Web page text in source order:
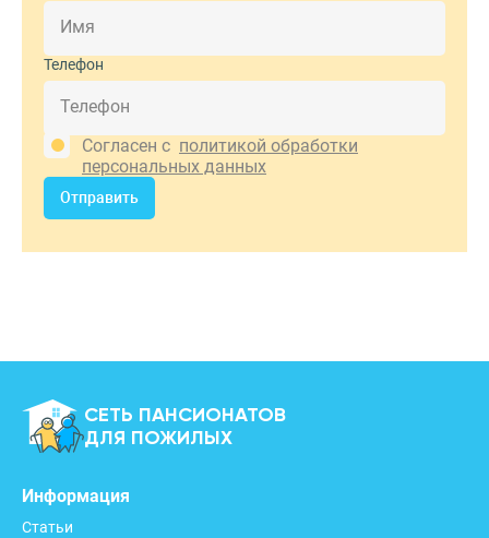
Телефон
Согласен с политикой обработки
персональных данных
Отправить
СЕТЬ ПАНСИОНАТОВ
ДЛЯ ПОЖИЛЫХ
Информация
Статьи